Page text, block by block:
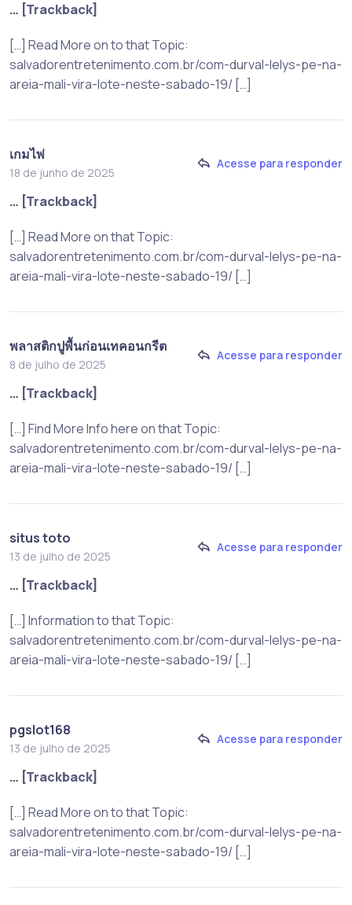
… [Trackback]
[…] Read More on to that Topic:
salvadorentretenimento.com.br/com-durval-lelys-pe-na-
areia-mali-vira-lote-neste-sabado-19/ […]
เกมไพ่
18 de junho de 2025
Acesse para responder
… [Trackback]
[…] Read More on that Topic:
salvadorentretenimento.com.br/com-durval-lelys-pe-na-
areia-mali-vira-lote-neste-sabado-19/ […]
พลาสติกปูพื้นก่อนเทคอนกรีต
8 de julho de 2025
Acesse para responder
… [Trackback]
[…] Find More Info here on that Topic:
salvadorentretenimento.com.br/com-durval-lelys-pe-na-
areia-mali-vira-lote-neste-sabado-19/ […]
situs toto
13 de julho de 2025
Acesse para responder
… [Trackback]
[…] Information to that Topic:
salvadorentretenimento.com.br/com-durval-lelys-pe-na-
areia-mali-vira-lote-neste-sabado-19/ […]
pgslot168
13 de julho de 2025
Acesse para responder
… [Trackback]
[…] Read More on to that Topic:
salvadorentretenimento.com.br/com-durval-lelys-pe-na-
areia-mali-vira-lote-neste-sabado-19/ […]